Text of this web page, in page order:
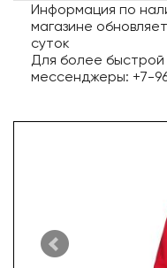
Информация по
магазине
суток
Для более быстрой
мессенджеры: +7-